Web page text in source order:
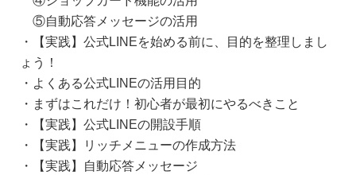
⑤自動応答メッセージの活用
・【実践】公式LINEを始める前に、目的を整理しまし
ょう！
・よくある公式LINEの活用目的
・まずはこれだけ！初心者が最初にやるべきこと
・【実践】公式LINEの開設手順
・【実践】リッチメニューの作成方法
・【実践】自動応答メッセージ